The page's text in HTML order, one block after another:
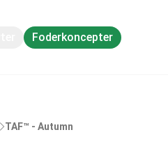
Foderkoncepter
TAF™ - Autumn